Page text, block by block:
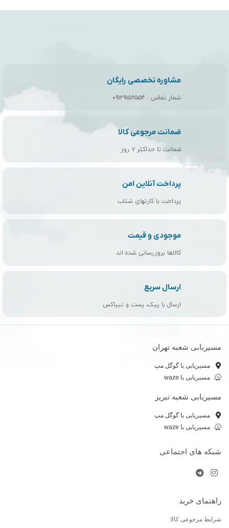
مشاوره تخصصی رایگان
شمار تماس : ۰۹۱۲۹۱۵۶۵۵۴
ضمانت مرجوعی کالا
ضمانت تا حداکثر ۷ روز
پرداخت آنلاین امن
پرداخت با کارتهای شتاب
موجودی و قیمت
کالاها بروزرسانی شده اند
ارسال سریع
ارسال با پیک، پست و تیپاکس
مسیربابی شعبه تهران
مسیریابی با گوگل مپ
مسیریابی با waze
مسیربابی شعبه تبریز
مسیریابی با گوگل مپ
مسیریابی با waze
شبکه های اجتماعی
راهنمای خرید
شرایط مرجوعی کالا